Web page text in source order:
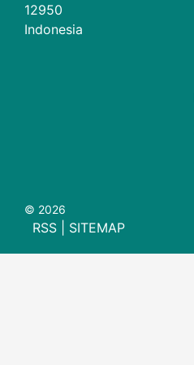
12950
Indonesia
© 2026
RSS SITEMAP